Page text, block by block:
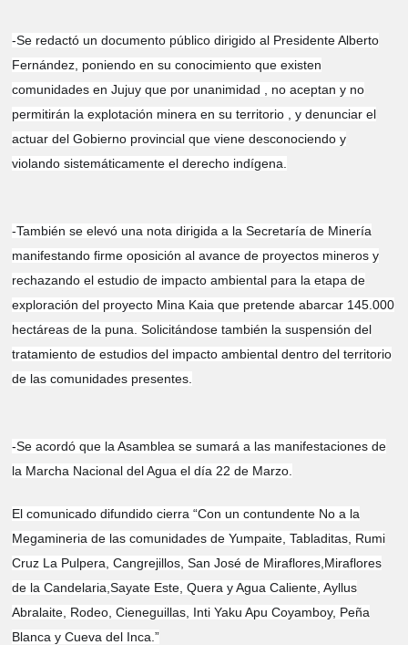
-Se redactó un documento público dirigido al Presidente Alberto
Fernández, poniendo en su conocimiento que existen
comunidades en Jujuy que por unanimidad , no aceptan y no
permitirán la explotación minera en su territorio , y denunciar el
actuar del Gobierno provincial que viene desconociendo y
violando sistemáticamente el derecho indígena.
-También se elevó una nota dirigida a la Secretaría de Minería
manifestando firme oposición al avance de proyectos mineros y
rechazando el estudio de impacto ambiental para la etapa de
exploración del proyecto Mina Kaia que pretende abarcar 145.000
hectáreas de la puna. Solicitándose también la suspensión del
tratamiento de estudios del impacto ambiental dentro del territorio
de las comunidades presentes.
-Se acordó que la Asamblea se sumará a las manifestaciones de
la Marcha Nacional del Agua el día 22 de Marzo.
El comunicado difundido cierra “Con un contundente No a la
Megamineria de las comunidades de Yumpaite, Tabladitas, Rumi
Cruz La Pulpera, Cangrejillos, San José de Miraflores,Miraflores
de la Candelaria,Sayate Este, Quera y Agua Caliente, Ayllus
Abralaite, Rodeo, Cieneguillas, Inti Yaku Apu Coyamboy, Peña
Blanca y Cueva del Inca.”